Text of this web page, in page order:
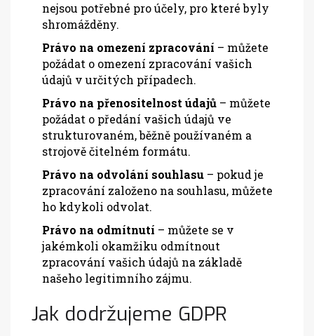
nejsou potřebné pro účely, pro které byly
shromážděny.
Právo na omezení zpracování – můžete
požádat o omezení zpracování vašich
údajů v určitých případech.
Právo na přenositelnost údajů – můžete
požádat o předání vašich údajů ve
strukturovaném, běžně používaném a
strojově čitelném formátu.
Právo na odvolání souhlasu – pokud je
zpracování založeno na souhlasu, můžete
ho kdykoli odvolat.
Právo na odmítnutí – můžete se v
jakémkoli okamžiku odmítnout
zpracování vašich údajů na základě
našeho legitimního zájmu.
Jak dodržujeme GDPR